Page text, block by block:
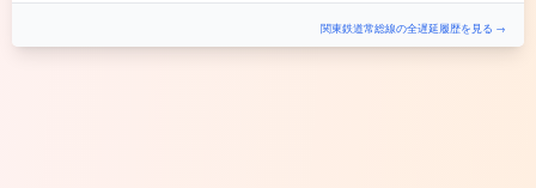
関東鉄道常総線の全遅延履歴を見る →